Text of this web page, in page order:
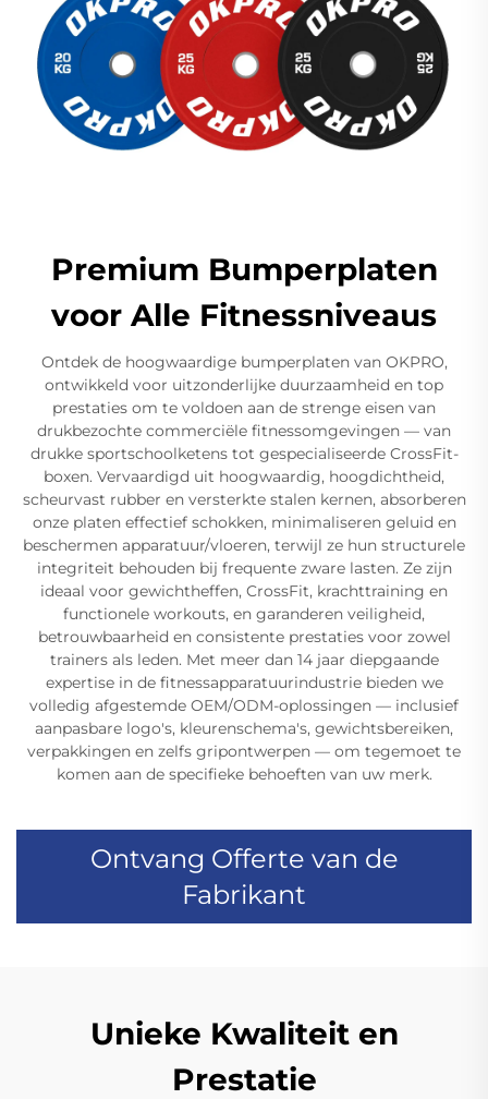
Premium Bumperplaten
voor Alle Fitnessniveaus
Ontdek de hoogwaardige bumperplaten van OKPRO,
ontwikkeld voor uitzonderlijke duurzaamheid en top
prestaties om te voldoen aan de strenge eisen van
drukbezochte commerciële fitnessomgevingen — van
drukke sportschoolketens tot gespecialiseerde CrossFit-
boxen. Vervaardigd uit hoogwaardig, hoogdichtheid,
scheurvast rubber en versterkte stalen kernen, absorberen
onze platen effectief schokken, minimaliseren geluid en
beschermen apparatuur/vloeren, terwijl ze hun structurele
integriteit behouden bij frequente zware lasten. Ze zijn
ideaal voor gewichtheffen, CrossFit, krachttraining en
functionele workouts, en garanderen veiligheid,
betrouwbaarheid en consistente prestaties voor zowel
trainers als leden. Met meer dan 14 jaar diepgaande
expertise in de fitnessapparatuurindustrie bieden we
volledig afgestemde OEM/ODM-oplossingen — inclusief
aanpasbare logo's, kleurenschema's, gewichtsbereiken,
verpakkingen en zelfs gripontwerpen — om tegemoet te
komen aan de specifieke behoeften van uw merk.
Ontvang Offerte van de
Fabrikant
Unieke Kwaliteit en
Prestatie